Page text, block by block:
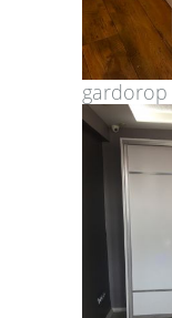
gardorop